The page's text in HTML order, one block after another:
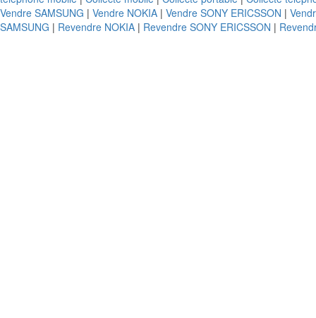
Vendre SAMSUNG | Vendre NOKIA | Vendre SONY ERICSSON |
SAMSUNG | Revendre NOKIA | Revendre SONY ERICSSON |